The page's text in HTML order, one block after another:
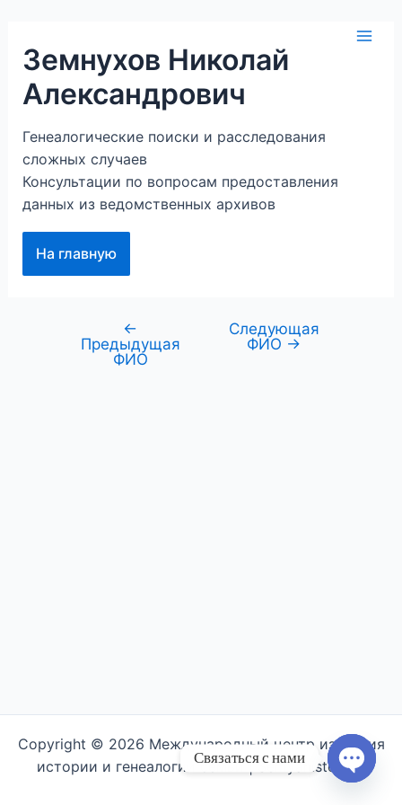
содержимому
Земнухов Николай
Александрович
Генеалогические поиски и расследования
сложных случаев
Консультации по вопросам предоставления
данных из ведомственных архивов
На главную
Навигация←
Предыдущая
ФИО
Следующая
ФИО →
Copyright © 2026 Международный центр изучения
истории и генеалогии семьи | Semyahistory.ru
Связаться с нами